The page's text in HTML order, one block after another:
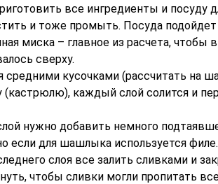
все ингредиенты и посуду
и тоже промыть. Посуда подойдет
миска – главное из расчета, чтобы
сверху.
средними кусочками (рассчитать на
каждый слой солится и
нужно добавить немного
если для шашлыка используется филе.
слоя все залить сливками и
чтобы сливки могли пропитать